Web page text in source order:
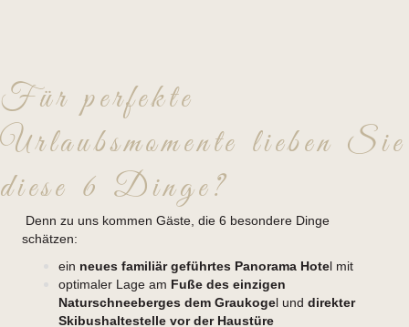
Für perfekte
Urlaubsmomente lieben Sie
diese 6 Dinge?
Denn zu uns kommen Gäste, die 6 besondere Dinge
schätzen:
ein neues familiär geführtes Panorama Hotel mit
optimaler Lage am Fuße des einzigen
Naturschneeberges dem Graukogel und direkter
Skibushaltestelle vor der Haustüre